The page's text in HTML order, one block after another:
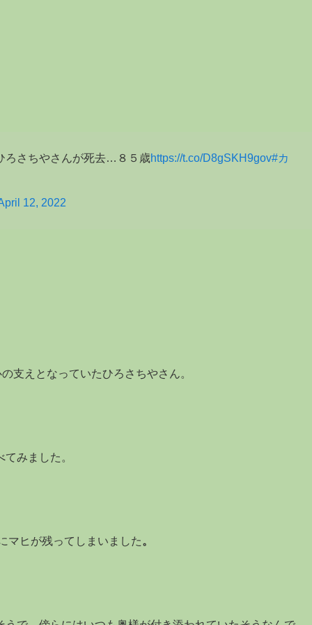
ろさちやさんが死去…８５歳https://t.co/D8gSKH9gov#カ
12, 2022
支えとなっていたひろさちやさん。
みました。
マヒが残ってしまいました 。